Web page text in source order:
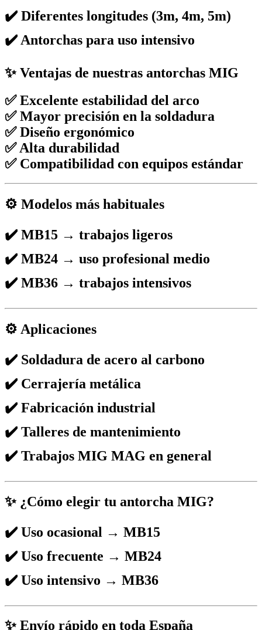
✔️ Diferentes longitudes (3m, 4m, 5m)
✔️ Antorchas para uso intensivo
✨ Ventajas de nuestras antorchas MIG
✅ Excelente estabilidad del arco
✅ Mayor precisión en la soldadura
✅ Diseño ergonómico
✅ Alta durabilidad
✅ Compatibilidad con equipos estándar
⚙️ Modelos más habituales
✔️ MB15 → trabajos ligeros
✔️ MB24 → uso profesional medio
✔️ MB36 → trabajos intensivos
⚙️ Aplicaciones
✔️ Soldadura de acero al carbono
✔️ Cerrajería metálica
✔️ Fabricación industrial
✔️ Talleres de mantenimiento
✔️ Trabajos MIG MAG en general
✨ ¿Cómo elegir tu antorcha MIG?
✔️ Uso ocasional → MB15
✔️ Uso frecuente → MB24
✔️ Uso intensivo → MB36
✨ Envío rápido en toda España